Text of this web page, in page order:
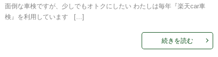
面倒な車検ですが、少しでもオトクにしたい わたしは毎年『楽天car車
検』を利用しています […]
続きを読む